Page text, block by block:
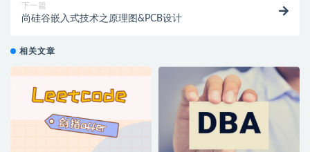
下一篇
尚硅谷嵌入式技术之原理图&PCB设计
相关文章